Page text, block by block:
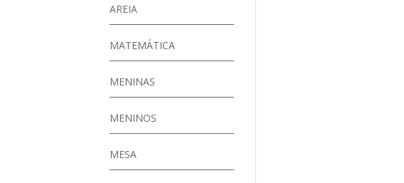
AREIA
MATEMÁTICA
MENINAS
MENINOS
MESA